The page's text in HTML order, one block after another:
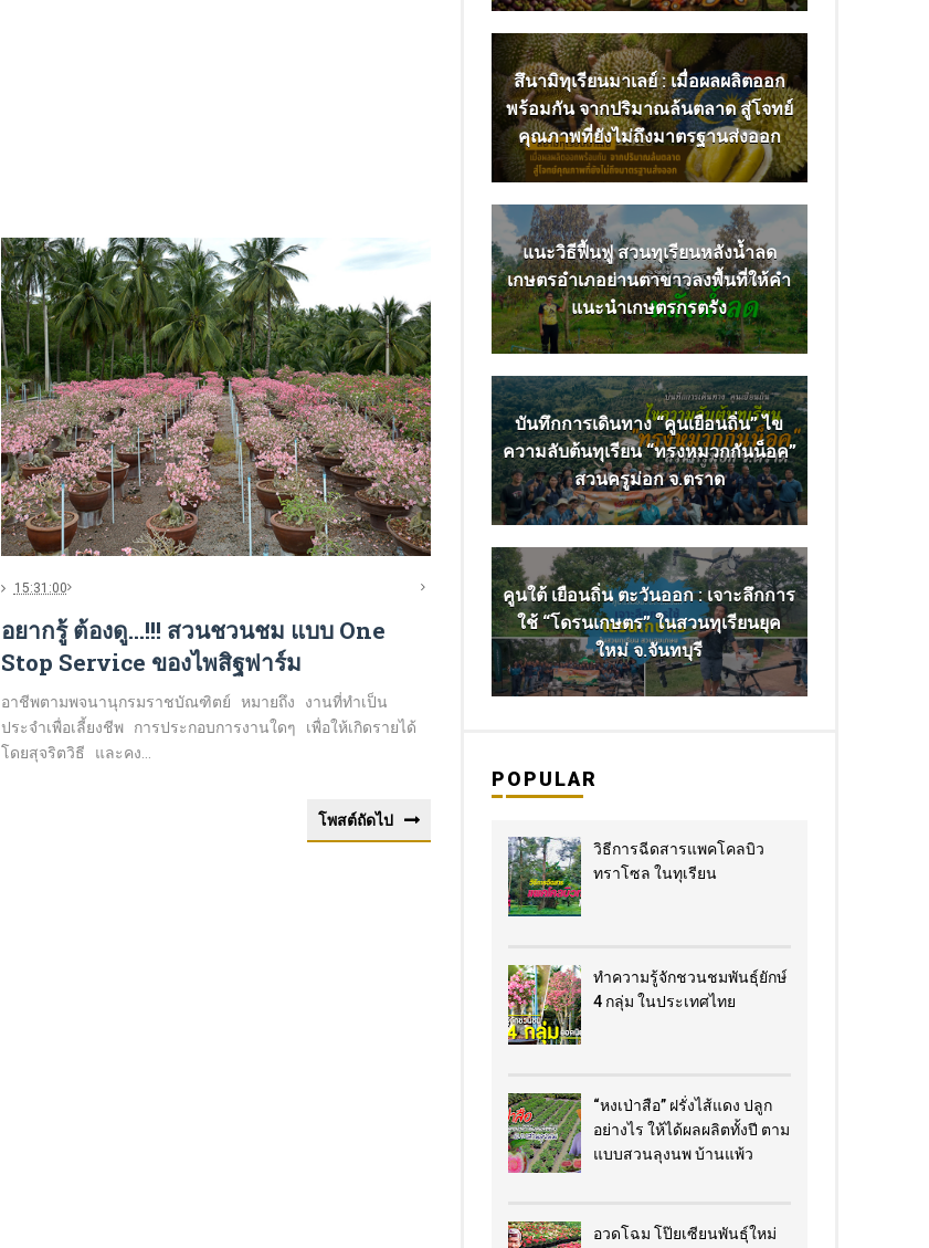
15:31:00
อยากรู้ ต้องดู...!!! สวนชวนชม แบบ One
Stop Service ของไพสิฐฟาร์ม
อาชีพตามพจนานุกรมราชบัณฑิตย์ หมายถึง งานที่ทำเป็น
ประจำเพื่อเลี้ยงชีพ การประกอบการงานใดๆ เพื่อให้เกิดรายได้
โดยสุจริตวิธี และคง...
โพสต์ถัดไป
สึนามิทุเรียนมาเลย์ : เมื่อผลผลิตออก
พร้อมกัน จากปริมาณล้นตลาด สู่โจทย์
คุณภาพที่ยังไม่ถึงมาตรฐานส่งออก
แนะวิธีฟื้นฟู สวนทุเรียนหลังน้ำลด
เกษตรอำเภอย่านตาขาวลงพื้นที่ให้คำ
แนะนำเกษตรกรตรัง
บันทึกการเดินทาง “คูนเยือนถิ่น” ไข
ความลับต้นทุเรียน “ทรงหมวกกันน็อค”
สวนครูม่อก จ.ตราด
คูนใต้ เยือนถิ่น ตะวันออก : เจาะลึกการ
ใช้ “โดรนเกษตร” ในสวนทุเรียนยุค
ใหม่ จ.จันทบุรี
POPULAR
วิธีการฉีดสารแพคโคลบิว
ทราโซล ในทุเรียน
ทำความรู้จักชวนชมพันธุ์ยักษ์
4 กลุ่ม ในประเทศไทย
“หงเป่าสือ” ฝรั่งไส้แดง​ ปลูก
อย่างไร​ ให้ได้ผลผลิตทั้งปี ตาม
แบบสวนลุงนพ บ้านแพ้ว
อวดโฉม โป๊ยเซียนพันธุ์ใหม่